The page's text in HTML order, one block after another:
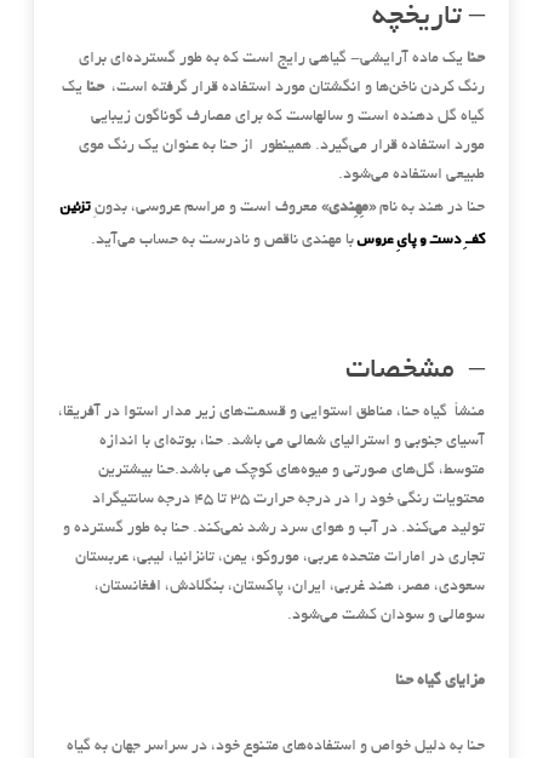
– تاریخچه
حنا یک ماده آرایشی- گیاهی رایج است که به طور گسترده‌ای برای
رنگ کردن ناخن‌ها و انگشتان مورد استفاده قرار گرفته است،حنا یک
گیاه گل دهنده است و سالهاست که برای مصارف گوناگون زیبایی
مورد استفاده قرار می‌گیرد. همینطور از حنا به عنوان یک رنگ موی
طبیعی استفاده می‌شود.
حنا در هند به نام«مِهِندی»معروف است و مراسم عروسی، بدونِ تزئین
کفِ دست و پایِ عروسبا مهندی ناقص و نادرست به حساب می‌آید.
– مشخصات
منشأ گیاه حنا، مناطق استوایی و قسمت‌های زیر مدار استوا در آفریقا،
آسیای جنوبی و استرالیای شمالی می باشد. حنا، بوته‌ای با اندازه
متوسط، گل‌های صورتی و میوه‌های کوچک می باشد.حنا بیشترین
محتویات رنگی خود را در درجه حرارت 35 تا 45 درجه سانتیگراد
تولید می‌کند. در آب و هوای سرد رشد نمی‌کند. حنا به طور گسترده و
تجاری در امارات متحده عربی، موروکو، یمن، تانزانیا، لیبی، عربستان
سعودی، مصر، هند غربی، ایران، پاکستان، بنگلادش، افغانستان،
سومالی و سودان کشت می‌شود.
مزایای گیاه حنا
حنا به دلیل خواص و استفاده‌های متنوع خود، در سراسر جهان به گیاه